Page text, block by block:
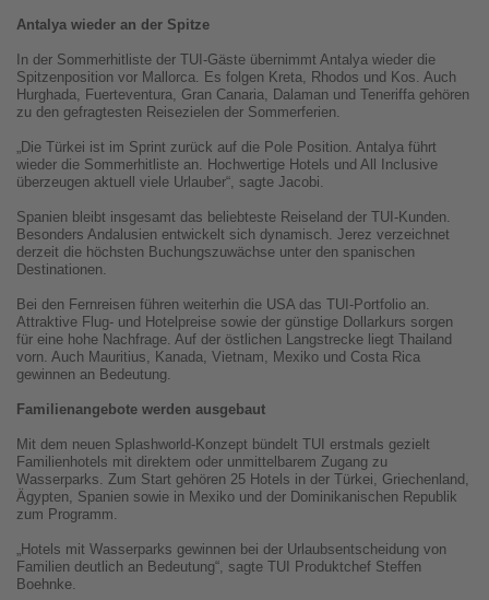
Antalya wieder an der Spitze
In der Sommerhitliste der TUI-Gäste übernimmt Antalya wieder die
Spitzenposition vor Mallorca. Es folgen Kreta, Rhodos und Kos. Auch
Hurghada, Fuerteventura, Gran Canaria, Dalaman und Teneriffa gehören
zu den gefragtesten Reisezielen der Sommerferien.
„Die Türkei ist im Sprint zurück auf die Pole Position. Antalya führt
wieder die Sommerhitliste an. Hochwertige Hotels und All Inclusive
überzeugen aktuell viele Urlauber“, sagte Jacobi.
Spanien bleibt insgesamt das beliebteste Reiseland der TUI-Kunden.
Besonders Andalusien entwickelt sich dynamisch. Jerez verzeichnet
derzeit die höchsten Buchungszuwächse unter den spanischen
Destinationen.
Bei den Fernreisen führen weiterhin die USA das TUI-Portfolio an.
Attraktive Flug- und Hotelpreise sowie der günstige Dollarkurs sorgen
für eine hohe Nachfrage. Auf der östlichen Langstrecke liegt Thailand
vorn. Auch Mauritius, Kanada, Vietnam, Mexiko und Costa Rica
gewinnen an Bedeutung.
Familienangebote werden ausgebaut
Mit dem neuen Splashworld-Konzept bündelt TUI erstmals gezielt
Familienhotels mit direktem oder unmittelbarem Zugang zu
Wasserparks. Zum Start gehören 25 Hotels in der Türkei, Griechenland,
Ägypten, Spanien sowie in Mexiko und der Dominikanischen Republik
zum Programm.
„Hotels mit Wasserparks gewinnen bei der Urlaubsentscheidung von
Familien deutlich an Bedeutung“, sagte TUI Produktchef Steffen
Boehnke.